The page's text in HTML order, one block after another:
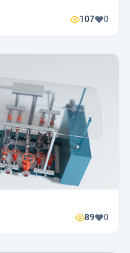
107 0
89 0